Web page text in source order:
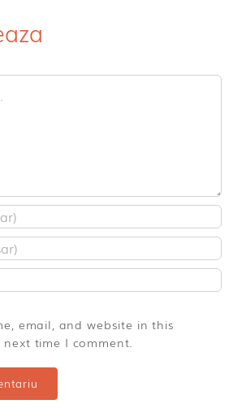
email, and website in this
time I comment.